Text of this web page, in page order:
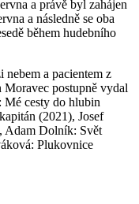
a právě byl zahájen
a následně se oba
během hudebního
a pacientem z
postupně vydal
cesty do hlubin
(2021), Josef
Adam Dolník: Svět
Plukovnice